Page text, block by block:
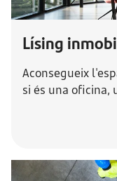
Lísing
Aconsegueix
si és una oficina,